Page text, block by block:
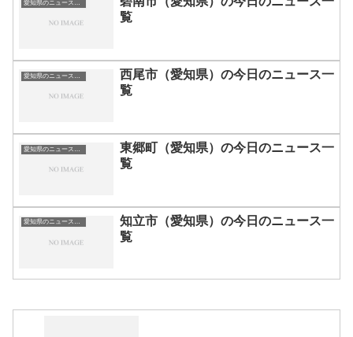
覧
西尾市（愛知県）の今日のニュース一
覧
東郷町（愛知県）の今日のニュース一
覧
愛知県のニュース一覧
知立市（愛知県）の今日のニュース一
覧